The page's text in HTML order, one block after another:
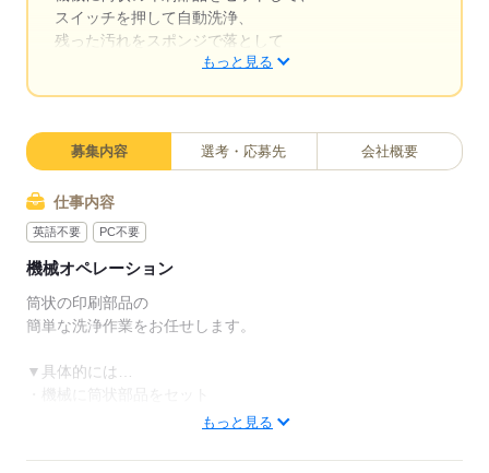
スイッチを押して自動洗浄、
残った汚れをスポンジで落として
拭き上げる簡単なお仕事です。
￣￣￣￣￣￣￣￣￣￣￣￣￣
社会保険完備、賞与年2回、
安心して働ける環境が整っています。
交通費一部支給や車・バイク通勤可能、
敷地内に舗装駐車場も完備。
■ワークライフバランス重視
￣￣￣￣￣￣￣￣￣￣￣￣￣
週休2日制でGW、お盆、
年末年始の長期休暇もあり、
リフレッシュしながら
もっと見る
募集内容 選考・応募先 会社概要
仕事内容
英語不要 PC不要
機械オペレーション
筒状の印刷部品の
簡単な洗浄作業をお任せします。
▼具体的には…
・機械に筒状部品をセット
・スイッチを押して自動洗浄
・清潔な布で吹き上げ
もっと見る